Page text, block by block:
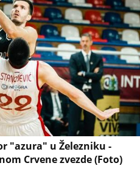
"azura" u Železniku -
Crvene zvezde (Foto)